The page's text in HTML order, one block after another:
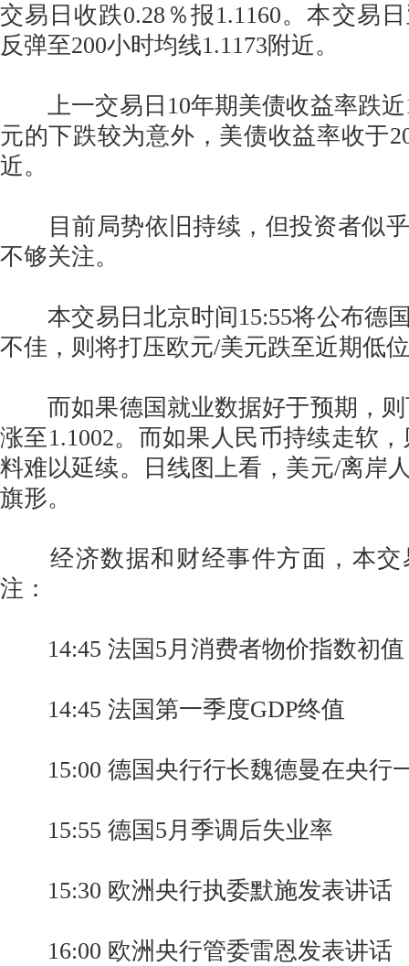
交易日收跌0.28％报1.1160。本交易
反弹至200小时均线1.1173附近。
上一交易日10年期美债收益率跌近
元的下跌较为意外，美债收益率收于
近。
目前局势依旧持续，但投资者似乎
不够关注。
本交易日北京时间15:55将公布德
不佳，则将打压欧元/美元跌至近期低
而如果德国就业数据好于预期，则
涨至1.1002。而如果人民币持续走软
料难以延续。日线图上看，美元/离岸
旗形。
经济数据和财经事件方面，本交
注：
14:45 法国5月消费者物价指数初值
14:45 法国第一季度GDP终值
15:00 德国央行行长魏德曼在央行
15:55 德国5月季调后失业率
15:30 欧洲央行执委默施发表讲话
16:00 欧洲央行管委雷恩发表讲话